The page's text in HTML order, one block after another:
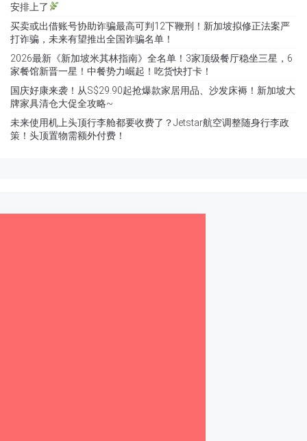
安排上了
买卖或出借账号协助诈骗最高可判12下鞭刑！新加坡拟修正法案严
打诈骗，未来有望推出全国诈骗名单！
2026最新《新加坡米其林指南》全名单！3家顶级餐厅稳坐三星，6
家餐馆新晋一星！中餐势力崛起！吃货快打卡！
国庆好康来袭！从S$29.90起抢爆款家居用品、沙发床褥！新加坡大
牌家具清仓大促全攻略~
未来使用机上头顶行李舱都要收费了？Jetstar航空调整随身行李政
策！头顶置物需额外付费！